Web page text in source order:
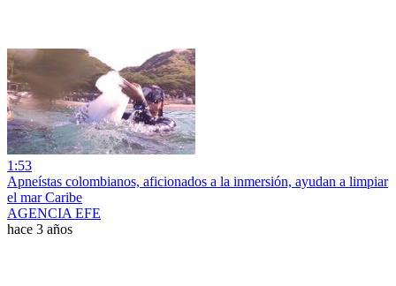
1:53
Apneístas colombianos, aficionados a la inmersión, ayudan a limpiar
el mar Caribe
AGENCIA EFE
hace 3 años